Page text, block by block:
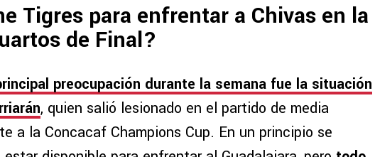
Tigres para enfrentar a Chivas en la
de Final?
preocupación durante la semana fue la situación
, quien salió lesionado en el partido de media
a la Concacaf Champions Cup. En un principio se